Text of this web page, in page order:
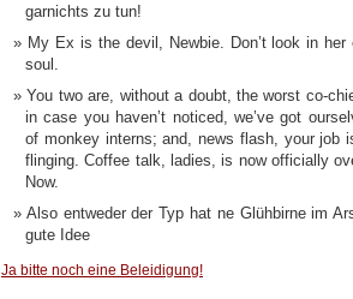
garnichts zu tun!
My Ex is the devil, Newbie. Don’t look in
soul.
You two are, without a doubt, the worst co-
in case you haven’t noticed, we’ve got
of monkey interns; and, news flash, your job
flinging. Coffee talk, ladies, is now officially
Now.
Also entweder der Typ hat ne Glühbirne im
gute Idee
Ja bitte noch eine Beleidigung!